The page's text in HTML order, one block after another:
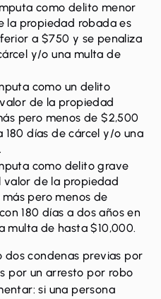
como delito menor
la propiedad robada es
a $750 y se penaliza
y/o una multa de
como un delito
de la propiedad
pero menos de $2,500
180 días de cárcel y/o una
como delito grave
valor de la propiedad
pero menos de
180 días a dos años en
multa de hasta $10,000.
dos condenas previas por
por un arresto por robo
si una persona